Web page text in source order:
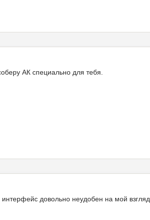
АК специально для тебя.
довольно неудобен на мой взгляд.